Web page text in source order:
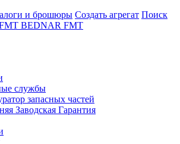
и брошюры Создать агрегат Поиск
BEDNAR FMT
службы
запасных частей
Заводская Гарантия